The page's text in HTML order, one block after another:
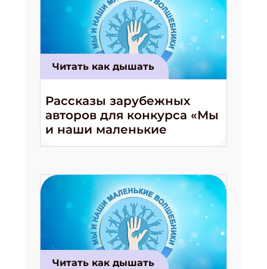
Читать как дышать
Рассказы зарубежных
авторов для конкурса «Мы
и наши маленькие
волшебники!»
Читать как дышать